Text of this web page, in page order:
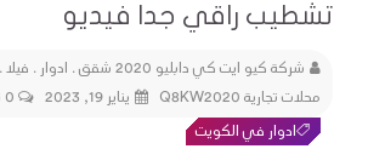
تشطيب راقي جدا فيديو
شركة كيو ايت كي دابليو 2020
محلات تجارية Q8KW2020
يناير 19, 2023
0 تعليق
ادوار في الكويت